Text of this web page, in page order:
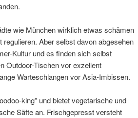
wie München wirklich etwas schämen
Aber selbst davon abgesehen
Kultur und es finden sich selbst
Outdoor-Tischen vor exzellent
Warteschlangen vor Asia-Imbissen.
king” und bietet vegetarische und
Säfte an. Frischgepresst versteht